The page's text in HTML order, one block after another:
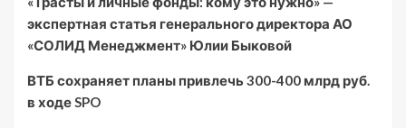
экспертная статья генерального директора АО
«СОЛИД Менеджмент» Юлии Быковой
ВТБ сохраняет планы привлечь 300-400 млрд руб.
в ходе SPO